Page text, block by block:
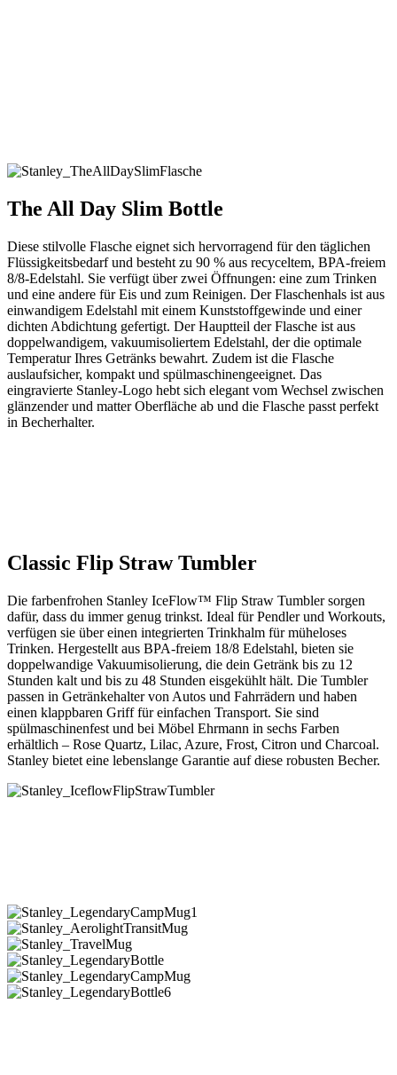
The All Day Slim Bottle
Diese stilvolle Flasche eignet sich hervorragend für den täglichen
Flüssigkeitsbedarf und besteht zu 90 % aus recyceltem, BPA-freiem
8/8-Edelstahl. Sie verfügt über zwei Öffnungen: eine zum Trinken
und eine andere für Eis und zum Reinigen. Der Flaschenhals ist aus
einwandigem Edelstahl mit einem Kunststoffgewinde und einer
dichten Abdichtung gefertigt. Der Hauptteil der Flasche ist aus
doppelwandigem, vakuumisoliertem Edelstahl, der die optimale
Temperatur Ihres Getränks bewahrt. Zudem ist die Flasche
auslaufsicher, kompakt und spülmaschinengeeignet. Das
eingravierte Stanley-Logo hebt sich elegant vom Wechsel zwischen
glänzender und matter Oberfläche ab und die Flasche passt perfekt
in Becherhalter.
Classic Flip Straw Tumbler
Die farbenfrohen Stanley IceFlow™ Flip Straw Tumbler sorgen
dafür, dass du immer genug trinkst. Ideal für Pendler und Workouts,
verfügen sie über einen integrierten Trinkhalm für müheloses
Trinken. Hergestellt aus BPA-freiem 18/8 Edelstahl, bieten sie
doppelwandige Vakuumisolierung, die dein Getränk bis zu 12
Stunden kalt und bis zu 48 Stunden eisgekühlt hält. Die Tumbler
passen in Getränkehalter von Autos und Fahrrädern und haben
einen klappbaren Griff für einfachen Transport. Sie sind
spülmaschinenfest und bei Möbel Ehrmann in sechs Farben
erhältlich – Rose Quartz, Lilac, Azure, Frost, Citron und Charcoal.
Stanley bietet eine lebenslange Garantie auf diese robusten Becher.